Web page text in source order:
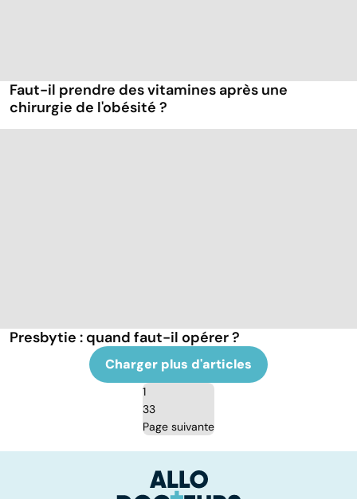
Faut-il prendre des vitamines après une
chirurgie de l'obésité ?
Presbytie : quand faut-il opérer ?
Charger plus d'articles
1
33
Page suivante